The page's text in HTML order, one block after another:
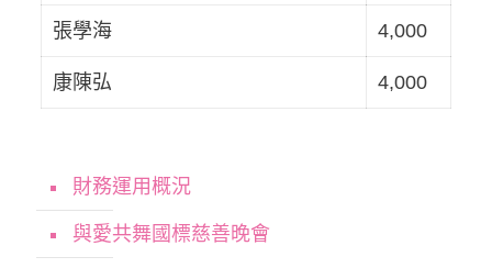
張學海 4,000
康陳弘 4,000
財務運用概況
與愛共舞國標慈善晚會